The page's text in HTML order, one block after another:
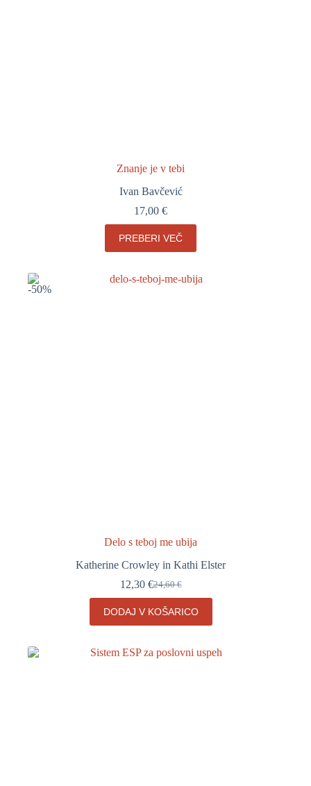
Znanje je v tebi
Ivan Bavčević
17,00€
PREBERI VEČ
-50%
Delo s teboj me ubija
Katherine Crowley in Kathi Elster
24,60€
Izvirna
je
bila:
12,30 €Trenutna
je:
12,30 €.
DODAJ V KOŠARICO